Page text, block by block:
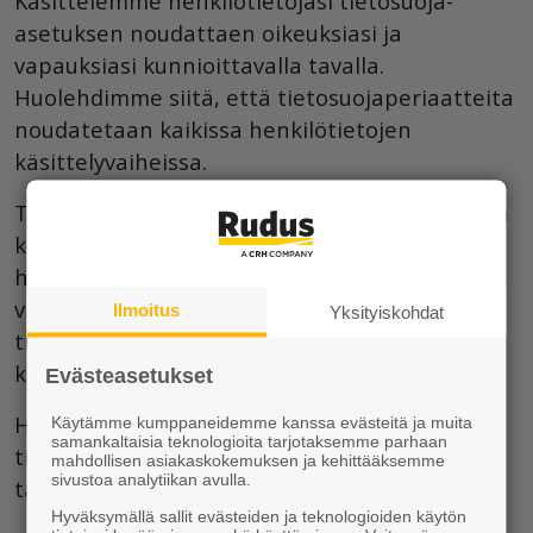
asetuksen noudattaen oikeuksiasi ja
vapauksiasi kunnioittavalla tavalla.
Huolehdimme siitä, että tietosuojaperiaatteita
noudatetaan kaikissa henkilötietojen
käsittelyvaiheissa.
Tietojasi käsittelevät vain ne Ruduksen tai sen
kumppaneiden työntekijät, joilla on oikeus
henkilötietojen käsittelyyn. Olemme
varmistaneet henkilöstön
tietoturvatietoisuuden ja osaamisen jatkuvilla
koulutuksilla ja ajantasaisilla ohjeilla.
Henkilötietojasi voidaan käsitellä useissa eri
tietojärjestelmissä, jotka ovat joko Ruduksen
tai sen kumppaneiden hallinnoimia.
Ilmoitus Yksityiskohdat
Evästeasetukset
Käytämme kumppaneidemme kanssa evästeitä ja muita
samankaltaisia teknologioita tarjotaksemme parhaan
mahdollisen asiakaskokemuksen ja kehittääksemme
sivustoa analytiikan avulla.
Hyväksymällä sallit evästeiden ja teknologioiden käytön